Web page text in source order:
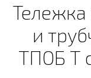
Тележка
и
ТПОБ Т